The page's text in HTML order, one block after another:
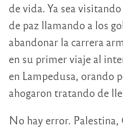
de vida. Ya sea
de paz llamando a los
abandonar la carrera
en su primer viaje al
en Lampedusa, orando
ahogaron tratando de
No hay error. Palestina,